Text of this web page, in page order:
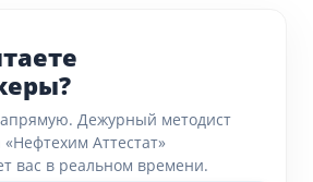
Дежурный методист
Аттестат»
вас в реальном времени.